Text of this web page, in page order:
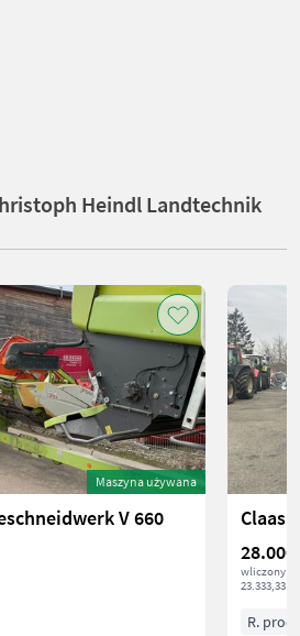
Heindl Landtechnik
Maszyna używana
V 660
Claas
28.000
wliczony
23.333,33 €
R.